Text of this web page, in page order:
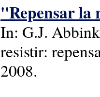
''Repensar la
In: G.J.
resistir:
2008.